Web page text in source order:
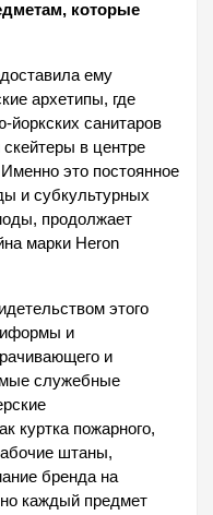
которые
ему
архетипы, где
санитаров
в центре
это постоянное
и субкультурных
продолжает
марки Heron
этого
и
и
служебные
куртка пожарного,
штаны,
бренда на
каждый предмет